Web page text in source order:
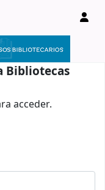
Bibliotecas
acceder.